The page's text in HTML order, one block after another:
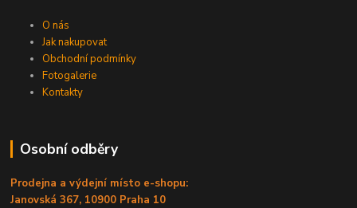
O nás
Jak nakupovat
Obchodní podmínky
Fotogalerie
Kontakty
Osobní odběry
Prodejna a výdejní místo e-shopu:
Janovská 367, 10900 Praha 10